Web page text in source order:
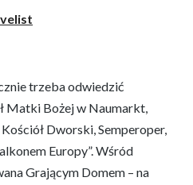
trzeba odwiedzić
Matki Bożej w Naumarkt,
Dworski, Semperoper,
Europy”. Wśród
Grającym Domem – na